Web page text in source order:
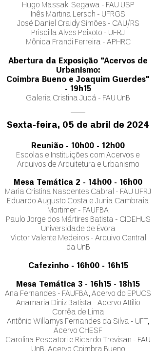
Hugo Massaki Segawa - FAU USP
Inês Martina Lersch - UFRGS
José Daniel Craidy Simões - CAU/RS
Priscilla Alves Peixoto - UFRJ
Mônica Frandi Ferreira - APHRC
Abertura da Exposição "Acervos de
Urbanismo:
Coimbra Bueno e Joaquim Guerdes"
- 19h15
Galeria Cristina Jucá - FAU UnB
​Sexta-feira, 05 de abril de 2024
Reunião - 10h00 - 12h00
Escolas e Instituições com Acervos e
Arquivos de Arquitetura e Urbanismo
Mesa Temática 2 - 14h00 - 16h00
Maria Cristina Nascentes Cabral - FAU UFRJ
Eduardo Augusto Costa e Junia Cambraia
Mortimer - FAUFBA
Paulo Jorge dos Mártires Batista - CIDEHUS
Universidade de Évora
Victor Valente Medeiros - Arquivo Central
da UnB
Cafezinho - 16h00 - 16h15
Mesa Temática 3 - 16h15 - 18h15
Ana Fernandes - FAUFBA, Acervo do EPUCS
Anamaria Diniz Batista - Acervo Attilio
Corrêa de Lima
Antônio Willamys Fernandes da Silva - UFT,
Acervo CHESF
Carolina Pescatori e Ricardo Trevisan - FAU
UnB, Acervo Coimbra Bueno